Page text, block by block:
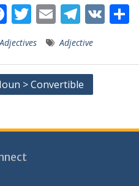
F
ac
e
b
o
k
T
w
itt
er
E
m
ai
l
T
el
e
gr
a
V
Adjectives Adjective
> Convertible